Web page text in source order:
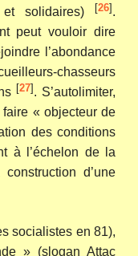
solidaires) [26].
peut vouloir dire
l’abondance
chasseurs
[27]. S’autolimiter,
faire « objecteur de
des conditions
à l’échelon de la
d’une
socialistes en 81),
» (slogan Attac